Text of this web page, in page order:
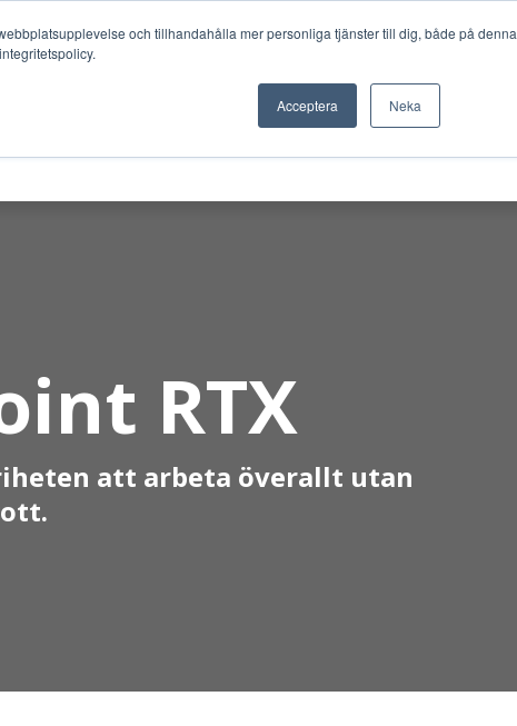
och tillhandahålla mer personliga tjänster till dig, både på denna
Acceptera Neka
FJÄRRSUPPORT
UTHYRNING
RTX
att arbeta överallt utan